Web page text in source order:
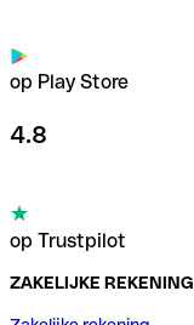
op Play Store
4.8
op Trustpilot
ZAKELIJKE REKENING